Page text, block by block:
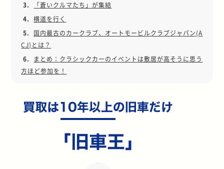
3.
「蒼いクルマたち」が集結
4.
横道を行く
5.
国内最古のカークラブ、オートモービルクラブジャパン(A
CJ)とは？
6.
まとめ：クラシックカーのイベントは敷居が高そうに思う
方ほど参加を！